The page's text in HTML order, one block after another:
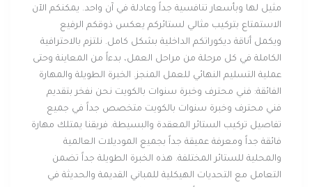
مثيل لها وبأسعار تنافسية جداً وعادلة في آن واحد. يمكنكم الآن
الاستمتاع بتركيب مثالي لستائركم يعكس ذوقكم الرفيع
ويكمل أناقة ديكوراتكم الداخلية بشكل كامل. نلتزم بالاحترافية
الكاملة في كل مرحلة من مراحل العمل، بدءاً من المعاينة وحتى
عملية التسليم النهائي للعمل المنجز. الخبرة الطويلة والمهارة
الفائقة: فني محترف وخبرة سنوات بالكويت نحن نفخر بتقديم
فني محترف وخبرة سنوات بالكويت متخصص جداً في جميع
تفاصيل تركيب الستائر المعقدة والبسيطة. فريقنا يمتلك مهارة
فائقة جداً ومعرفة عميقة جداً بجميع الموديلات العالمية
والمحلية للستائر المختلفة. هذه الخبرة الطويلة جداً تضمن
التعامل مع التحديات الهيكلية للمباني القديمة والحديثة في